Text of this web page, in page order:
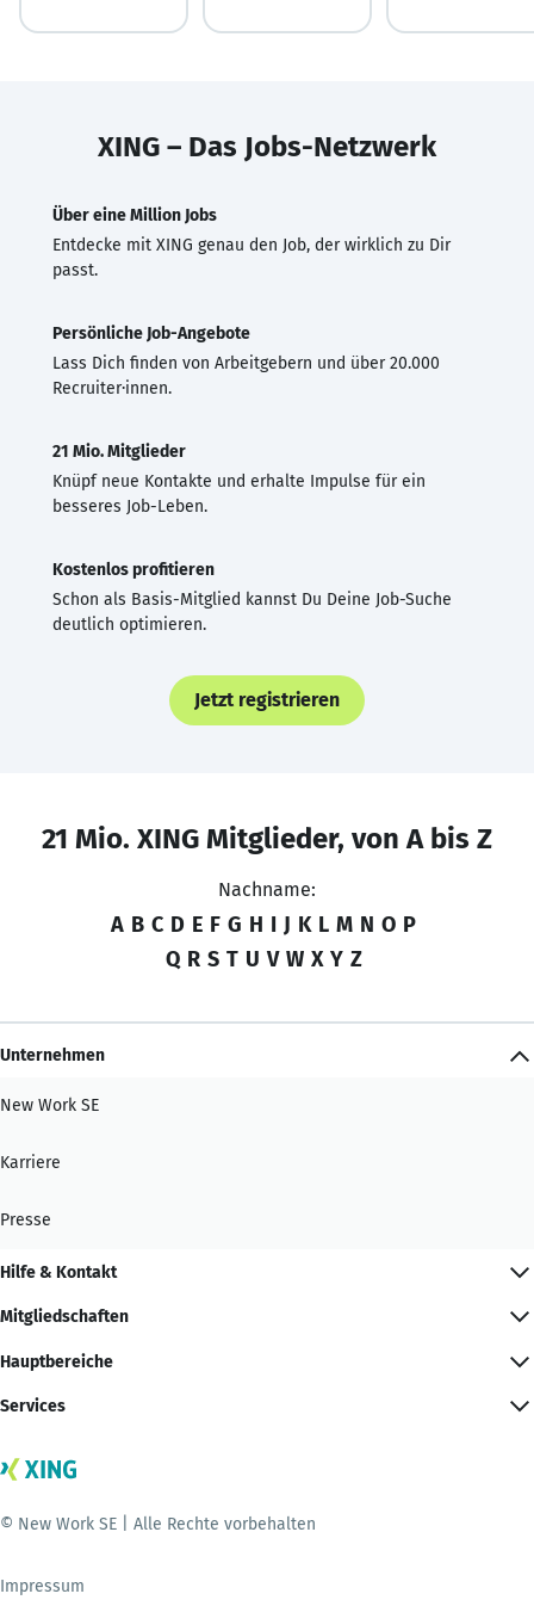
XING – Das Jobs-Netzwerk
Über eine Million Jobs
Entdecke mit XING genau den Job, der wirklich zu Dir
passt.
Persönliche Job-Angebote
Lass Dich finden von Arbeitgebern und über 20.000
Recruiter·innen.
21 Mio. Mitglieder
Knüpf neue Kontakte und erhalte Impulse für ein
besseres Job-Leben.
Kostenlos profitieren
Schon als Basis-Mitglied kannst Du Deine Job-Suche
deutlich optimieren.
Jetzt registrieren
21 Mio. XING Mitglieder, von A bis Z
Nachname:
A B C D E F G H I J K L M N O P
Q R S T U V W X Y Z
Unternehmen
New Work SE
Karriere
Presse
Hilfe & Kontakt
Mitgliedschaften
Hauptbereiche
Services
© New Work SE | Alle Rechte vorbehalten
Impressum